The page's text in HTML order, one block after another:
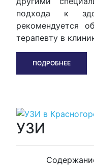
подхода к
рекомендуется
терапевту в
ПОДРОБНЕЕ
УЗИ